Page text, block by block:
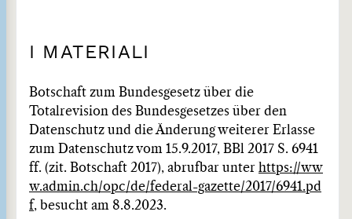
I MATERIALI
Botschaft zum Bundesgesetz über die
Totalrevision des Bundesgesetzes über den
Datenschutz und die Änderung weiterer Erlasse
zum Datenschutz vom 15.9.2017, BBl 2017 S. 6941
ff. (zit. Botschaft 2017), abrufbar unter https://ww
w.admin.ch/opc/de/federal-gazette/2017/6941.pd
f, besucht am 8.8.2023.